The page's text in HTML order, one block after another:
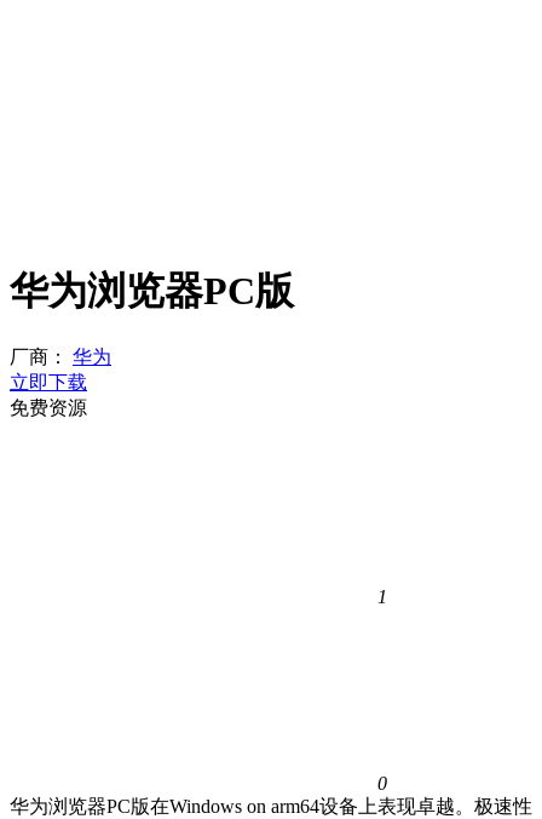
华为浏览器PC版
厂商：
华为
立即下载
免费资源
1
0
华为浏览器PC版在Windows on arm64设备上表现卓越。极速性